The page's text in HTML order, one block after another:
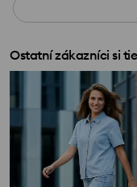
Ostatní zákazníci si